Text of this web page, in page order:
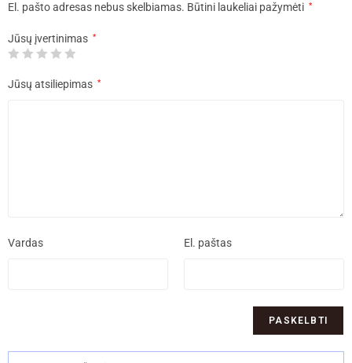
El. pašto adresas nebus skelbiamas. Būtini laukeliai pažymėti *
Jūsų įvertinimas *
Jūsų atsiliepimas *
Vardas El. paštas